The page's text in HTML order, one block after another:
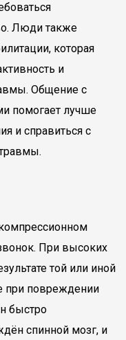
Люди также
которая
и
Общение с
помогает лучше
и справиться с
При высоких
той или иной
при повреждении
быстро
спинной мозг, и